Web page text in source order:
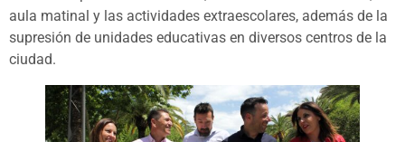
aula matinal y las actividades extraescolares, además de la
supresión de unidades educativas en diversos centros de la
ciudad.